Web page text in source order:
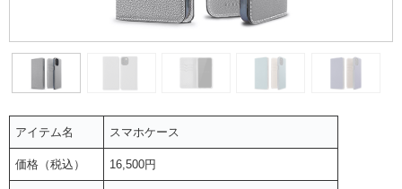
アイテム名 スマホケース
価格（税込） 16,500円